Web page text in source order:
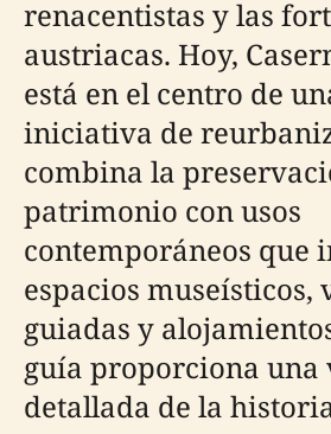
renacentistas y las
austriacas. Hoy,
está en el centro de
iniciativa de
combina la
patrimonio con usos
contemporáneos que
espacios museísticos,
guiadas y
guía proporciona una
detallada de la